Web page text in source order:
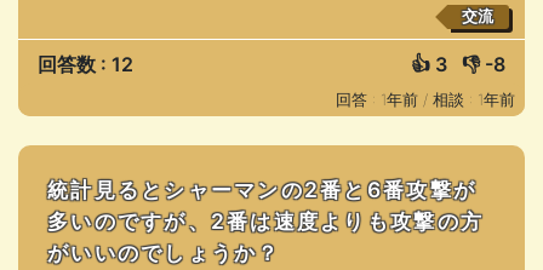
交流
回答数 : 12 👍 3 👎 -8
回答 : 1年前 / 相談 : 1年前
統計見るとシャーマンの2番と6番攻撃が
多いのですが、2番は速度よりも攻撃の方
がいいのでしょうか？